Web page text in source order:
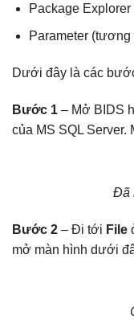
Package
Parameter
Dưới đây là các
Bước 1 – Mở BIDS
của MS SQL Server.
Đã
Bước 2 – Đi tới File
mở màn hình dưới